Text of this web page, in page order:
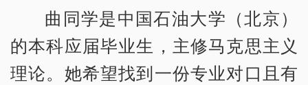
曲同学是中国石油大学（北京）
的本科应届毕业生，主修马克思主义
理论。她希望找到一份专业对口且有